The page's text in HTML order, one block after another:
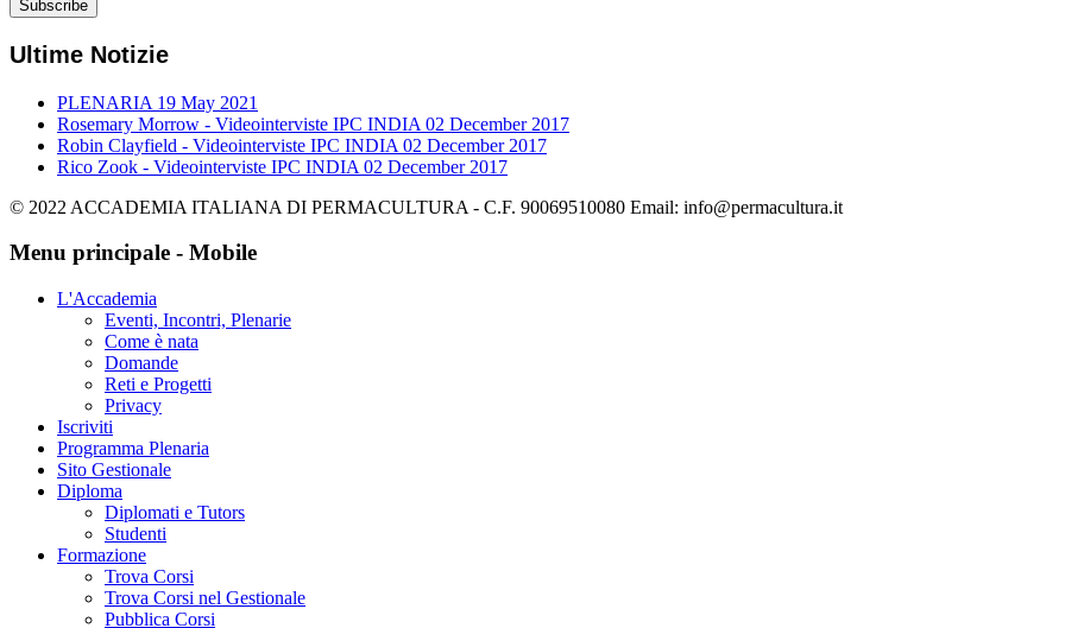
Ultime Notizie
PLENARIA 19 May 2021
Rosemary Morrow - Videointerviste IPC INDIA 02 December 2017
Robin Clayfield - Videointerviste IPC INDIA 02 December 2017
Rico Zook - Videointerviste IPC INDIA 02 December 2017
© 2022 ACCADEMIA ITALIANA DI PERMACULTURA - C.F. 90069510080 Email: info@permacultura.it
Menu principale - Mobile
L'Accademia
Eventi, Incontri, Plenarie
Come è nata
Domande
Reti e Progetti
Privacy
Iscriviti
Programma Plenaria
Sito Gestionale
Diploma
Diplomati e Tutors
Studenti
Formazione
Trova Corsi
Trova Corsi nel Gestionale
Pubblica Corsi